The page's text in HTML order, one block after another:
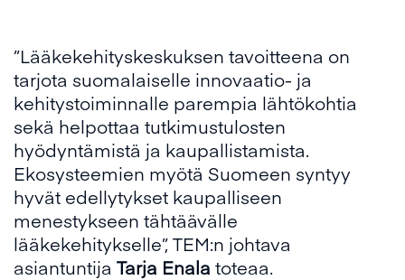
”Lääkekehityskeskuksen tavoitteena on
tarjota suomalaiselle innovaatio- ja
kehitystoiminnalle parempia lähtökohtia
sekä helpottaa tutkimustulosten
hyödyntämistä ja kaupallistamista.
Ekosysteemien myötä Suomeen syntyy
hyvät edellytykset kaupalliseen
menestykseen tähtäävälle
lääkekehitykselle”, TEM:n johtava
asiantuntija Tarja Enala toteaa.